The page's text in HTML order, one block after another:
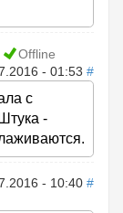
Offline
- 01:53 #
с
-
- 10:40 #